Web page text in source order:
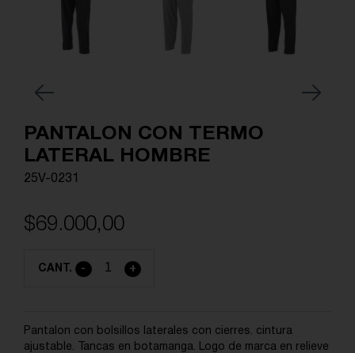
Previous Next
PANTALON CON TERMO
LATERAL HOMBRE
25V-0231
$69.000,00
CANT. - +
Pantalon con bolsillos laterales con cierres. cintura
ajustable. Tancas en botamanga. Logo de marca en relieve